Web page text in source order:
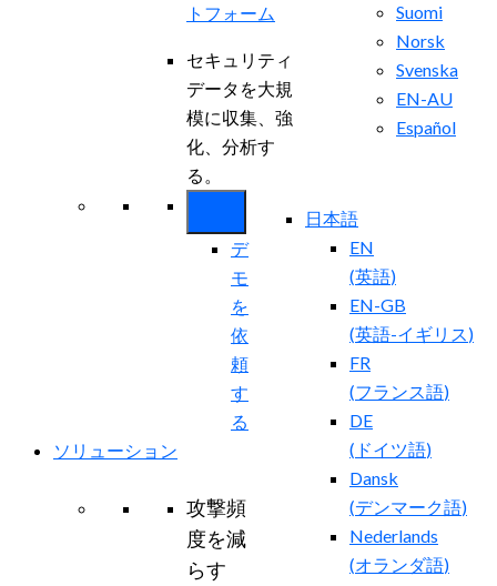
Suomi
Norsk
Svenska
EN-AU
Español
トフォーム
セキュリティ
データを大規
模に収集、強
化、分析す
る。
日本語
EN
(英語)
EN-GB
(英語-イギリス)
FR
(フランス語)
DE
( ドイツ語)
Dansk
(デンマーク語)
Nederlands
(オランダ語)
デ
モ
を
依
頼
す
る
ソリューション
攻撃頻
度を減
らす